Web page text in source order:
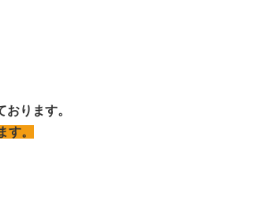
ります。
。